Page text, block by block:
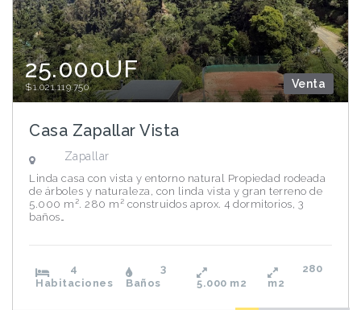
Venta
25.000UF
$1.021.119.750
Casa Zapallar Vista
Zapallar
Linda casa con vista y entorno natural Propiedad rodeada
de árboles y naturaleza, con linda vista y gran terreno de
5.000 m². 280 m² construidos aprox. 4 dormitorios, 3
baños…
4
Habitaciones
3
Baños
5.000 m2
280
m2